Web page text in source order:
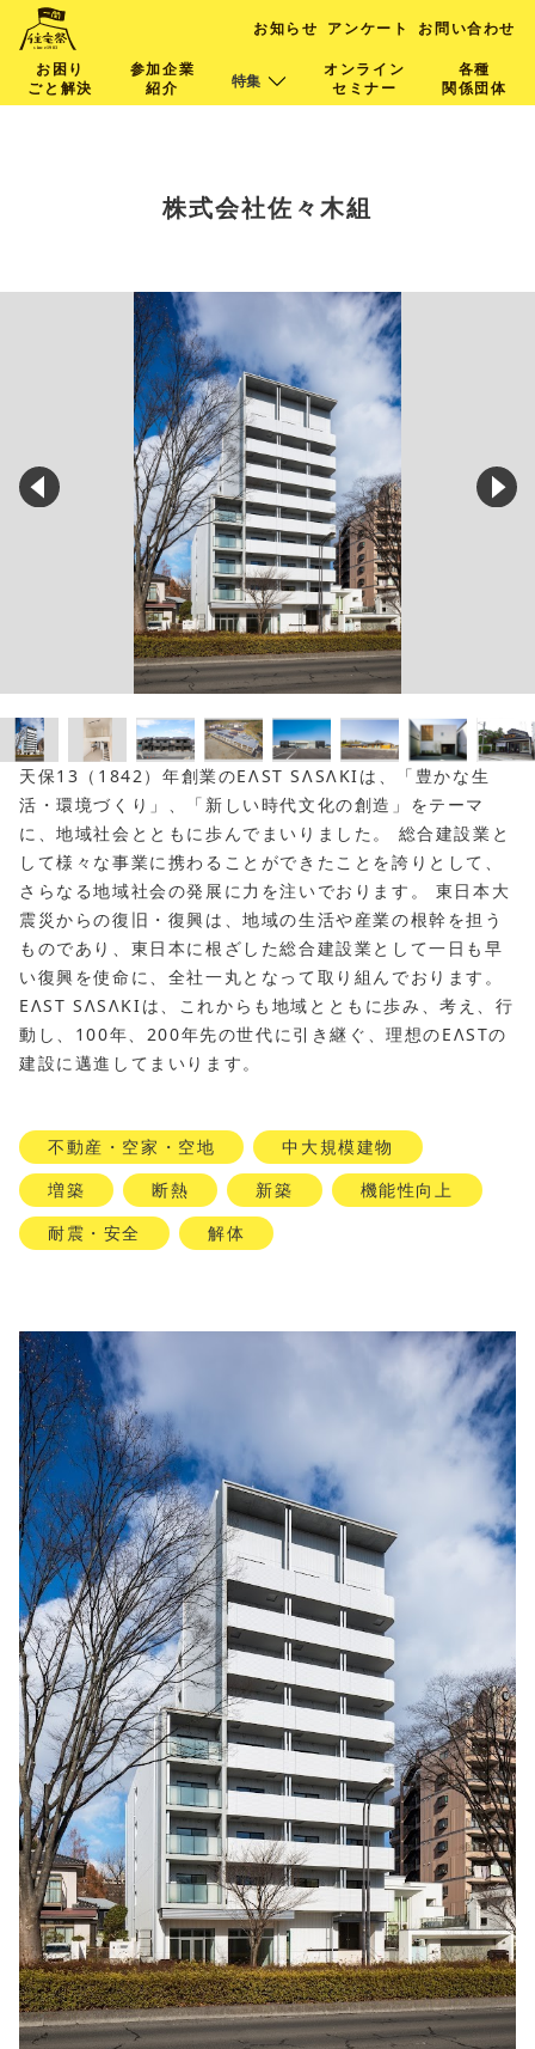
お知らせ アンケート
お問い合わせ
お困り
ごと解決
参加企業
紹介
特集
オンライン
セミナー
各種
関係団体
株式会社佐々木組
天保13（1842）年創業のEΛST SΛSΛKIは、「豊かな生
活・環境づくり」、「新しい時代文化の創造」をテーマ
に、地域社会とともに歩んでまいりました。 総合建設業と
して様々な事業に携わることができたことを誇りとして、
さらなる地域社会の発展に力を注いでおります。 東日本大
震災からの復旧・復興は、地域の生活や産業の根幹を担う
ものであり、東日本に根ざした総合建設業として一日も早
い復興を使命に、全社一丸となって取り組んでおります。
EΛST SΛSΛKIは、これからも地域とともに歩み、考え、行
動し、100年、200年先の世代に引き継ぐ、理想のEΛSTの
建設に邁進してまいります。
不動産・空家・空地
中大規模建物
増築
断熱 新築
機能性向上
耐震・安全
解体